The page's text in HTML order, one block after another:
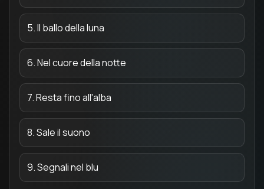
5. Il ballo della luna
6. Nel cuore della notte
7. Resta fino all'alba
8. Sale il suono
9. Segnali nel blu